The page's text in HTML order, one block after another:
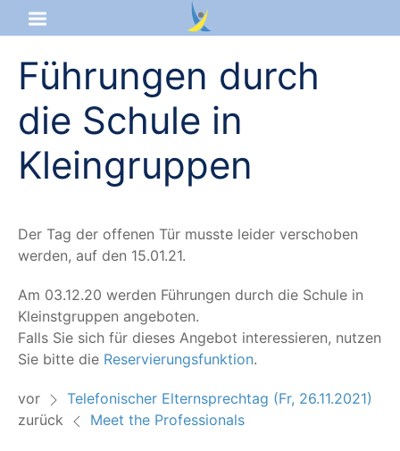
Startseite
Aktuelles
Das sind wir
Service & Infos
Führungen durch
die Schule in
Kleingruppen
Der Tag der offe­nen Tür muss­te lei­der ver­scho­ben
wer­den, auf den 15.01.21.
Am 03.12.20 wer­den Füh­run­gen durch die Schu­le in
Kleinst­grup­pen angeboten.
Falls Sie sich für die­ses Ange­bot inter­es­sie­ren, nut­zen
Sie bit­te die Reser­vie­rungs­funk­ti­on.
vor
Telefonischer Elternsprechtag (Fr, 26.11.2021)
zurück
Meet the Professionals